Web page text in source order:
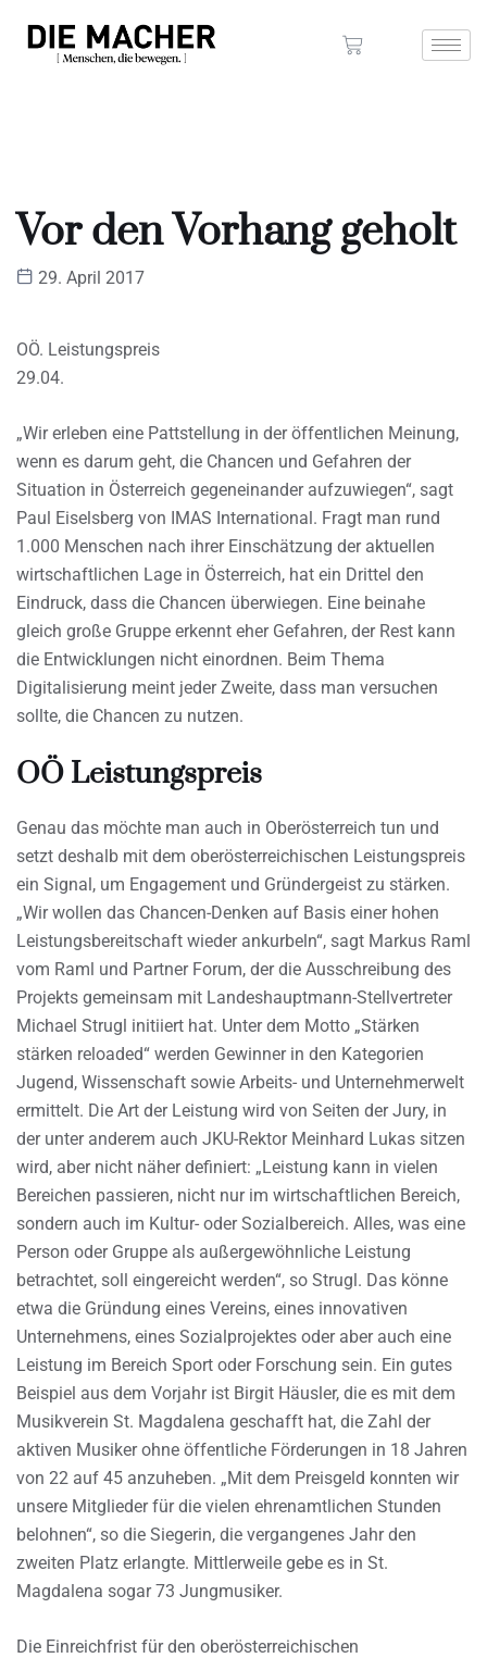
Vor den Vorhang geholt
29. April 2017
OÖ. Leistungspreis
29.04.
„Wir erleben eine Pattstellung in der öffentlichen Meinung,
wenn es darum geht, die Chancen und Gefahren der
Situation in Österreich gegeneinander aufzuwiegen“, sagt
Paul Eiselsberg von IMAS International. Fragt man rund
1.000 Menschen nach ihrer Einschätzung der aktuellen
wirtschaftlichen Lage in Österreich, hat ein Drittel den
Eindruck, dass die Chancen überwiegen. Eine beinahe
gleich große Gruppe erkennt eher Gefahren, der Rest kann
die Entwicklungen nicht einordnen. Beim Thema
Digitalisierung meint jeder Zweite, dass man versuchen
sollte, die Chancen zu nutzen.
OÖ Leistungspreis
Genau das möchte man auch in Oberösterreich tun und
setzt deshalb mit dem oberösterreichischen Leistungspreis
ein Signal, um Engagement und Gründergeist zu stärken.
„Wir wollen das Chancen-Denken auf Basis einer hohen
Leistungsbereitschaft wieder ankurbeln“, sagt Markus Raml
vom Raml und Partner Forum, der die Ausschreibung des
Projekts gemeinsam mit Landeshauptmann-Stellvertreter
Michael Strugl initiiert hat. Unter dem Motto „Stärken
stärken reloaded“ werden Gewinner in den Kategorien
Jugend, Wissenschaft sowie Arbeits- und Unternehmerwelt
ermittelt. Die Art der Leistung wird von Seiten der Jury, in
der unter anderem auch JKU-Rektor Meinhard Lukas sitzen
wird, aber nicht näher definiert: „Leistung kann in vielen
Bereichen passieren, nicht nur im wirtschaftlichen Bereich,
sondern auch im Kultur- oder Sozialbereich. Alles, was eine
Person oder Gruppe als außergewöhnliche Leistung
betrachtet, soll eingereicht werden“, so Strugl. Das könne
etwa die Gründung eines Vereins, eines innovativen
Unternehmens, eines Sozialprojektes oder aber auch eine
Leistung im Bereich Sport oder Forschung sein. Ein gutes
Beispiel aus dem Vorjahr ist Birgit Häusler, die es mit dem
Musikverein St. Magdalena geschafft hat, die Zahl der
aktiven Musiker ohne öffentliche Förderungen in 18 Jahren
von 22 auf 45 anzuheben. „Mit dem Preisgeld konnten wir
unsere Mitglieder für die vielen ehrenamtlichen Stunden
belohnen“, so die Siegerin, die vergangenes Jahr den
zweiten Platz erlangte. Mittlerweile gebe es in St.
Magdalena sogar 73 Jungmusiker.
Die Einreichfrist für den oberösterreichischen